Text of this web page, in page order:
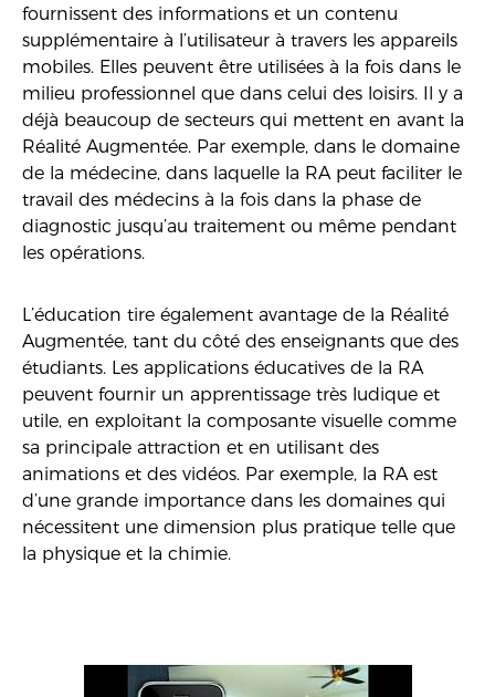
fournissent des informations et un contenu
supplémentaire à l’utilisateur à travers les appareils
mobiles. Elles peuvent être utilisées à la fois dans le
milieu professionnel que dans celui des loisirs. Il y a
déjà beaucoup de secteurs qui mettent en avant la
Réalité Augmentée. Par exemple, dans le domaine
de la médecine, dans laquelle la RA peut faciliter le
travail des médecins à la fois dans la phase de
diagnostic jusqu’au traitement ou même pendant
les opérations.
L’éducation tire également avantage de la Réalité
Augmentée, tant du côté des enseignants que des
étudiants. Les applications éducatives de la RA
peuvent fournir un apprentissage très ludique et
utile, en exploitant la composante visuelle comme
sa principale attraction et en utilisant des
animations et des vidéos. Par exemple, la RA est
d’une grande importance dans les domaines qui
nécessitent une dimension plus pratique telle que
la physique et la chimie.